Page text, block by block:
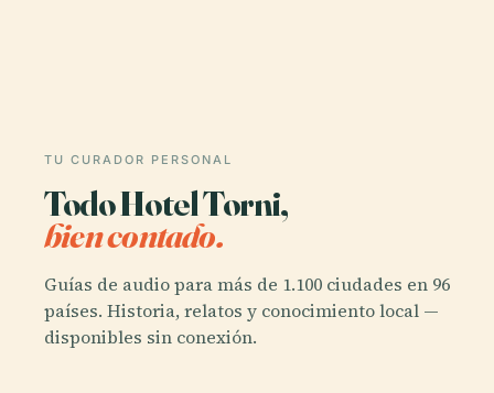
TU CURADOR PERSONAL
Todo Hotel Torni,
bien contado.
Guías de audio para más de 1.100 ciudades en 96
países. Historia, relatos y conocimiento local —
disponibles sin conexión.